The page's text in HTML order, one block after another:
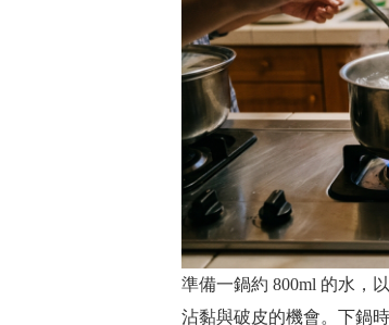
準備一鍋約 800ml 的水，
沾黏與破皮的機會。下鍋